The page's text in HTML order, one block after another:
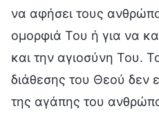
να αφήσει τους
ομορφιά Του ή για να
και την αγιοσύνη Του.
διάθεσης του Θεού δεν
της αγάπης του